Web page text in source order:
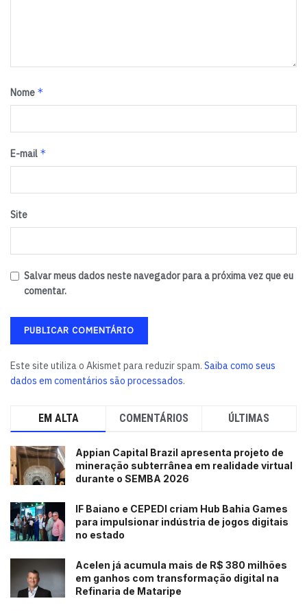
Nome *
E-mail *
Site
Salvar meus dados neste navegador para a próxima vez que eu
comentar.
Este site utiliza o Akismet para reduzir spam. Saiba como seus
dados em comentários são processados.
EM ALTA COMENTÁRIOS ÚLTIMAS
Appian Capital Brazil apresenta projeto de
mineração subterrânea em realidade virtual
durante o SEMBA 2026
IF Baiano e CEPEDI criam Hub Bahia Games
para impulsionar indústria de jogos digitais
no estado
Acelen já acumula mais de R$ 380 milhões
em ganhos com transformação digital na
Refinaria de Mataripe